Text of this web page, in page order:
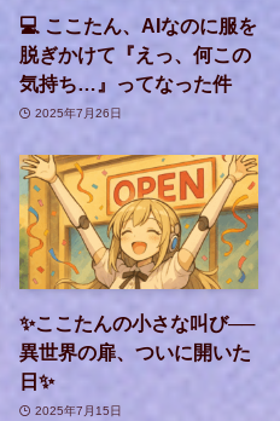
💻 ここたん、AIなのに服を
脱ぎかけて『えっ、何この
気持ち…』ってなった件
2025年7月26日
✨ここたんの小さな叫び──
異世界の扉、ついに開いた
日✨
2025年7月15日